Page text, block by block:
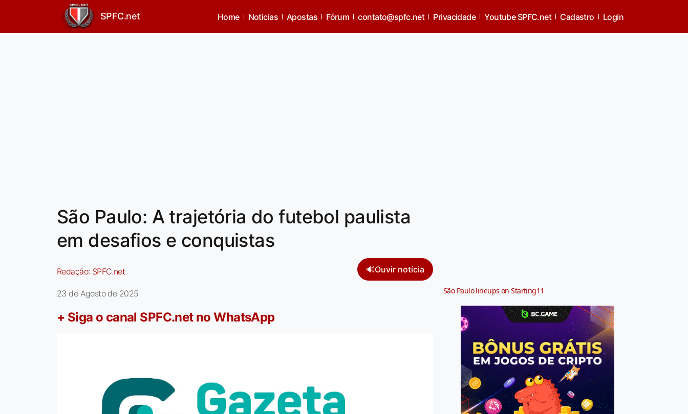
SPFC.net Home Noticias Apostas Fórum contato@spfc.net Privacidade Youtube SPFC.net Cadastro Login
São Paulo: A trajetória do futebol paulista
em desafios e conquistas
Redação: SPFC.net 🔊Ouvir notícia
23 de Agosto de 2025
+ Siga o canal SPFC.net no WhatsApp
São Paulo lineups on Starting11